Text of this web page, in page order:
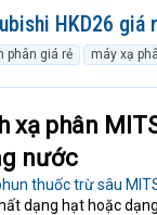
HKD26 giá
phân giá rẻ máy xạ
xạ phân
nước
thuốc trừ sâu
dạng hạt hoặc